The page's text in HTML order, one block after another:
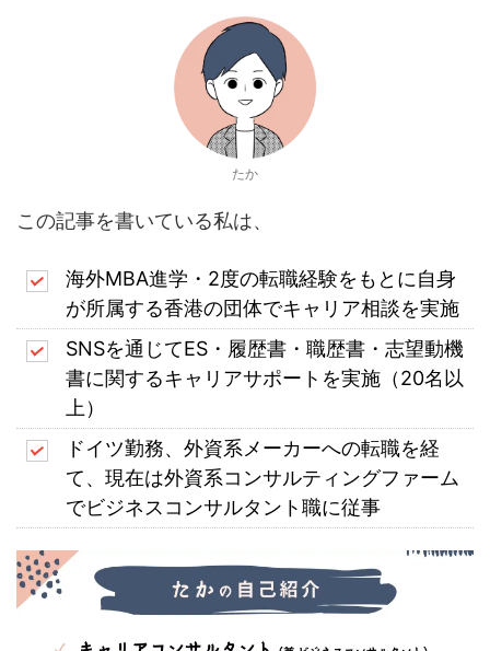
たか
この記事を書いている私は、
海外MBA進学・2度の転職経験をもとに自身
が所属する香港の団体でキャリア相談を実施
SNSを通じてES・履歴書・職歴書・志望動機
書に関するキャリアサポートを実施（20名以
上）
ドイツ勤務、外資系メーカーへの転職を経
て、現在は外資系コンサルティングファーム
でビジネスコンサルタント職に従事